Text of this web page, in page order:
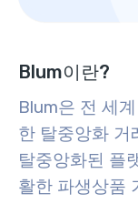
Blum이란?
Blum은 전 세
한 탈중앙화 거
탈중앙화된 플
활한 파생상품